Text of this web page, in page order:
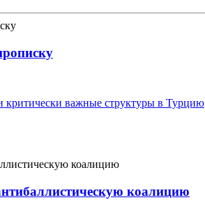
критически важные структуры в Турцию
коалицию